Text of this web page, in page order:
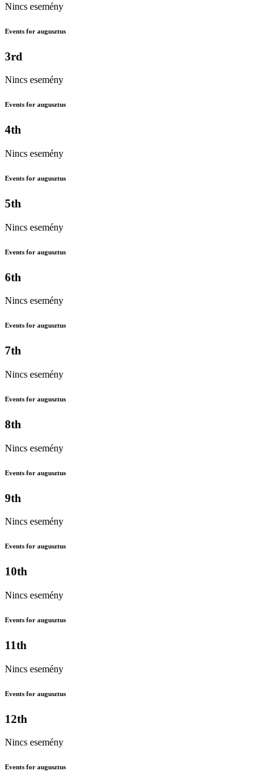
Nincs esemény
Events for augusztus
3rd
Nincs esemény
Events for augusztus
4th
Nincs esemény
Events for augusztus
5th
Nincs esemény
Events for augusztus
6th
Nincs esemény
Events for augusztus
7th
Nincs esemény
Events for augusztus
8th
Nincs esemény
Events for augusztus
9th
Nincs esemény
Events for augusztus
10th
Nincs esemény
Events for augusztus
11th
Nincs esemény
Events for augusztus
12th
Nincs esemény
Events for augusztus